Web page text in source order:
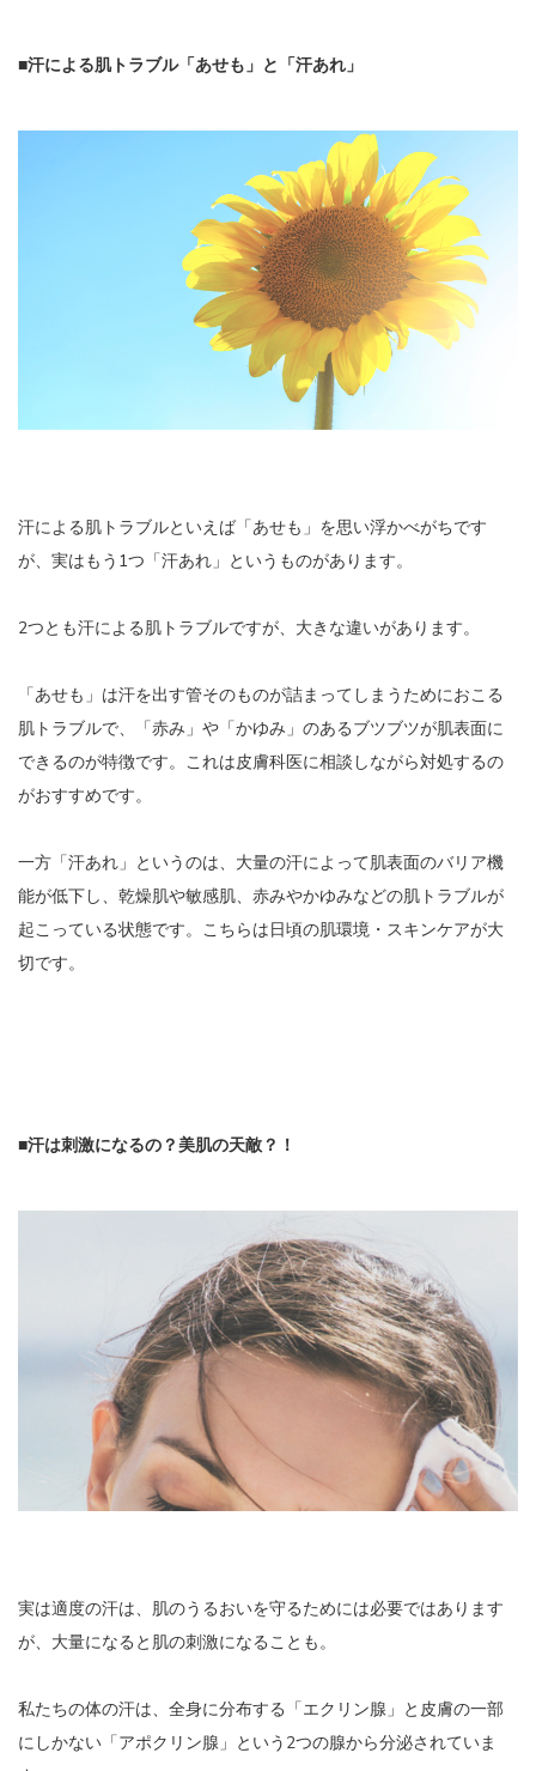
■汗による肌トラブル「あせも」と「汗あれ」
汗による肌トラブルといえば「あせも」を思い浮かべがちです
が、実はもう1つ「汗あれ」というものがあります。
2つとも汗による肌トラブルですが、大きな違いがあります。
「あせも」は汗を出す管そのものが詰まってしまうためにおこる
肌トラブルで、「赤み」や「かゆみ」のあるブツブツが肌表面に
できるのが特徴です。これは皮膚科医に相談しながら対処するの
がおすすめです。
一方「汗あれ」というのは、大量の汗によって肌表面のバリア機
能が低下し、乾燥肌や敏感肌、赤みやかゆみなどの肌トラブルが
起こっている状態です。こちらは日頃の肌環境・スキンケアが大
切です。
■汗は刺激になるの？美肌の天敵？！
実は適度の汗は、肌のうるおいを守るためには必要ではあります
が、大量になると肌の刺激になることも。
私たちの体の汗は、全身に分布する「エクリン腺」と皮膚の一部
にしかない「アポクリン腺」という2つの腺から分泌されていま